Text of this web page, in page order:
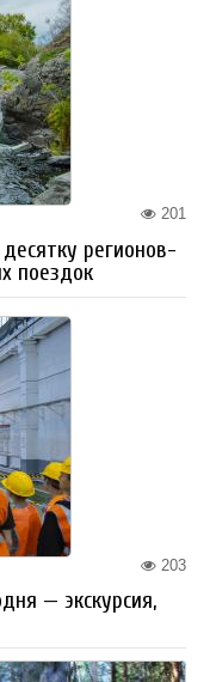
201
регионов-
поездок
203
— экскурсия,